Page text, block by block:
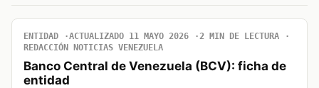
ENTIDAD ACTUALIZADO 11 MAYO 2026
2 MIN DE LECTURA
REDACCIÓN NOTICIAS VENEZUELA
Banco Central de Venezuela (BCV): ficha de
entidad